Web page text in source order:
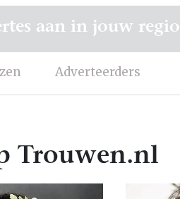
Adverteerders
aan in jouw regio
Trouwen.nl